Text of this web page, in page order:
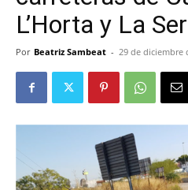
L’Horta y La
Por Beatriz Sambeat - 29 de diciembre